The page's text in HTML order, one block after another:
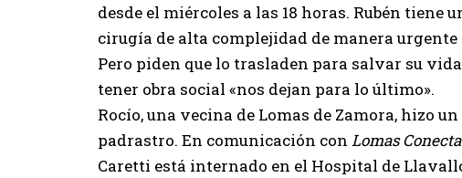
desde el miércoles a las 18 horas. Rubén tiene
cirugía de alta complejidad de manera
Pero piden que lo trasladen para salvar su
tener obra social «nos dejan para lo último».
Rocío, una vecina de Lomas de Zamora, hizo
padrastro. En comunicación con Lomas
Caretti está internado en el Hospital de